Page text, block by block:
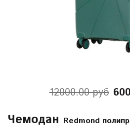
12000.00 руб
Чемодан Redmond